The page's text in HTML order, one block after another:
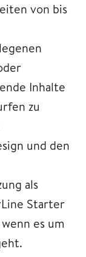
von bis
Inhalte
zu
und den
als
Starter
es um